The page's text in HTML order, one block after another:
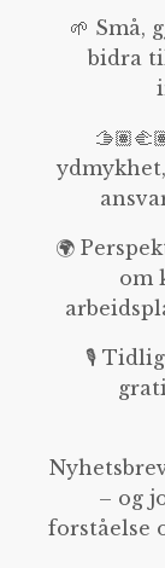
🌱 Små,
bidra
🌍
om
🎙️
– og
forståelse